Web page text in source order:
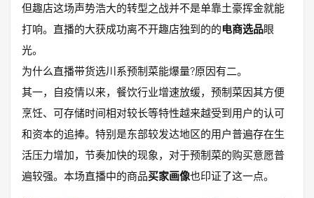
但趣店这场声势浩大的转型之战并不是单靠土豪挥金就能
打响。直播的大获成功离不开趣店独到的的电商选品眼
光。
为什么直播带货选川系预制菜能爆量?原因有二。
其一，自疫情以来，餐饮行业增速放缓，预制菜因其方便
烹饪、可存储时间相对较长等特性越来越受到用户的认可
和资本的追捧。特别是东部较发达地区的用户普遍存在生
活压力增加，节奏加快的现象，对于预制菜的购买意愿普
遍较强。本场直播中的商品买家画像也印证了这一点。